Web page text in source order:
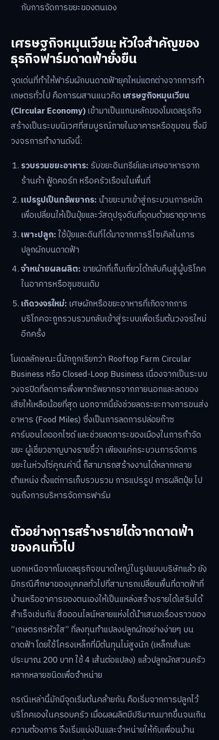
กับการจัดการขยะของตนเอง
เศรษฐกิจหมุนเวียน: หัวใจสำคัญของ
ธุรกิจฟาร์มดาดฟ้ายั่งยืน
จุดเด่นที่ทำให้ฟาร์มผักบนดาดฟ้ายุคใหม่แตกต่างจากการทำ
เกษตรทั่วไป คือการผสานแนวคิด เศรษฐกิจหมุนเวียน
(Circular Economy)เข้ามาเป็นแกนหลักของโมเดลธุรกิจ
สร้างเป็นระบบนิเวศที่สมบูรณ์ภายในอาคารหรือชุมชน ซึ่งมี
วงจรการทำงานดังนี้:
รวบรวมขยะอาหาร: รับขยะอินทรีย์และเศษอาหารจาก
ร้านค้า ฟู้ดคอร์ท หรือครัวเรือนในพื้นที่
แปรรูปเป็นทรัพยากร: นำขยะมาเข้าสู่กระบวนการหมัก
เพื่อเปลี่ยนให้เป็นปุ๋ยและวัสดุปรุงดินที่อุดมด้วยธาตุอาหาร
เพาะปลูก:ใช้ปุ๋ยและดินที่ได้มาจากการรีไซเคิลในการ
ปลูกผักบนดาดฟ้า
จำหน่ายผลผลิต: ขายผักที่เก็บเกี่ยวได้กลับคืนสู่ผู้บริโภค
ในอาคารหรือชุมชนเดิม
เกิดวงจรใหม่: เศษผักหรือขยะอาหารที่เกิดจากการ
บริโภคจะถูกรวบรวมกลับเข้าสู่ระบบเพื่อเริ่มต้นวงจรใหม่
อีกครั้ง
โมเดลลักษณะนี้มักถูกเรียกว่า Rooftop Farm Circular
Business หรือ Closed-Loop Business เนื่องจากเป็นระบบ
วงจรปิดที่ลดการพึ่งพาทรัพยากรจากภายนอกและลดของ
เสียให้เหลือน้อยที่สุด นอกจากนี้ยังช่วยลดระยะทางการขนส่ง
อาหาร (Food Miles) ซึ่งเป็นการลดการปล่อยก๊าซ
คาร์บอนไดออกไซด์ และช่วยลดภาระของเมืองในการกำจัด
ขยะ ผู้เชี่ยวชาญบางรายชี้ว่า เพียงแค่กระบวนการจัดการ
ขยะในห่วงโซ่คุณค่านี้ ก็สามารถสร้างงานได้หลากหลาย
ตำแหน่ง ตั้งแต่การเก็บรวบรวม การแปรรูป การผลิตปุ๋ย ไป
จนถึงการบริหารจัดการฟาร์ม
ตัวอย่างการสร้างรายได้จากดาดฟ้า
ของคนทั่วไป
นอกเหนือจากโมเดลธุรกิจขนาดใหญ่ในรูปแบบบริษัทแล้ว ยัง
มีกรณีศึกษาของบุคคลทั่วไปที่สามารถเปลี่ยนพื้นที่ดาดฟ้าที่
บ้านหรืออาคารของตนเองให้เป็นแหล่งสร้างรายได้เสริมได้
สำเร็จเช่นกัน สื่อออนไลน์หลายแห่งได้นำเสนอเรื่องราวของ
“เกษตรกรหัวใส” ที่ลงทุนทำแปลงปลูกผักอย่างง่ายๆ บน
ดาดฟ้า โดยใช้โครงเหล็กที่มีต้นทุนไม่สูงนัก (เหล็กเส้นละ
ประมาณ 200 บาท ใช้ 4 เส้นต่อแปลง) แล้วปลูกผักสวนครัว
หลากหลายชนิดเพื่อจำหน่าย
กรณีเหล่านี้มักมีจุดเริ่มต้นคล้ายกัน คือเริ่มจากการปลูกไว้
บริโภคเองในครอบครัว เมื่อผลผลิตมีปริมาณมากขึ้นจนเกิน
ความต้องการ จึงเริ่มแบ่งปันและจำหน่ายให้กับเพื่อนบ้าน